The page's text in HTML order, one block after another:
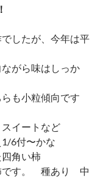
したが、今年は平
がら味はしっか
らも小粒傾向です
イートなど
6付〜かな
角い柿
です。 種あり 中